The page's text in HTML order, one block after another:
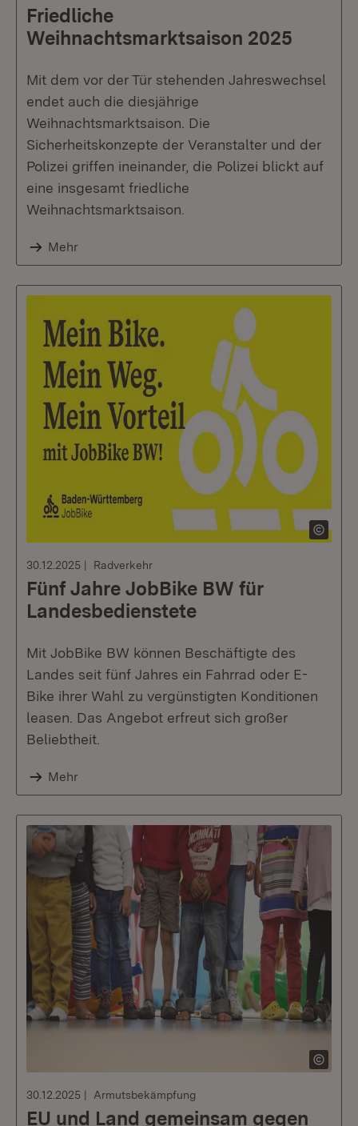
Friedliche
Weihnachtsmarktsaison 2025
Mit dem vor der Tür stehenden Jahreswechsel
endet auch die diesjährige
Weihnachtsmarktsaison. Die
Sicherheitskonzepte der Veranstalter und der
Polizei griffen ineinander, die Polizei blickt auf
eine insgesamt friedliche
Weihnachtsmarktsaison.
Mehr
30.12.2025 Radverkehr
Fünf Jahre JobBike BW für
Landesbedienstete
Mit JobBike BW können Beschäftigte des
Landes seit fünf Jahres ein Fahrrad oder E-
Bike ihrer Wahl zu vergünstigten Konditionen
leasen. Das Angebot erfreut sich großer
Beliebtheit.
Mehr
30.12.2025 Armutsbekämpfung
EU und Land gemeinsam gegen